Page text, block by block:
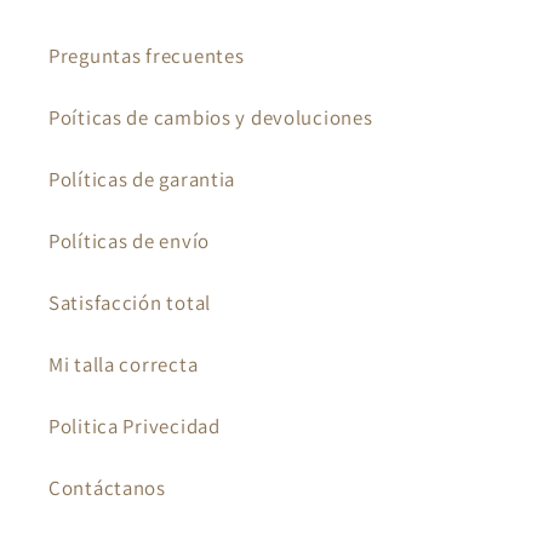
Preguntas frecuentes
Poíticas de cambios y devoluciones
Políticas de garantia
Políticas de envío
Satisfacción total
Mi talla correcta
Politica Privecidad
Contáctanos